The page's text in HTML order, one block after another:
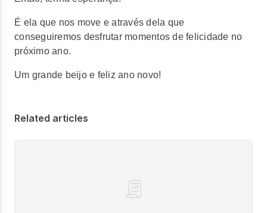
É ela que nos move e através dela que
conseguiremos desfrutar momentos de felicidade no
próximo ano.
Um grande beijo e feliz ano novo!
Related articles